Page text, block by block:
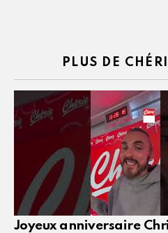
PLUS DE
Joyeux anniversaire